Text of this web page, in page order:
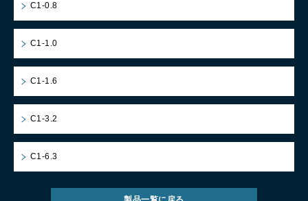
C1-0.8
C1-1.0
C1-1.6
C1-3.2
C1-6.3